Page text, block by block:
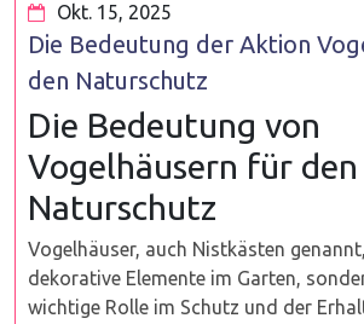
Okt. 15, 2025
Die Bedeutung der Aktion
den Naturschutz
Die Bedeutung von
Vogelhäusern für den
Naturschutz
Vogelhäuser, auch Nistkästen
dekorative Elemente im Garten,
wichtige Rolle im Schutz und der